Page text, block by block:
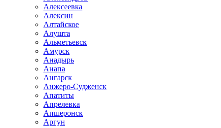
Алексеевка
Алексин
Алтайское
Алушта
Альметьевск
Амурск
Анадырь
Анапа
Ангарск
Анжеро-Судженск
Апатиты
Апрелевка
Апшеронск
Аргун